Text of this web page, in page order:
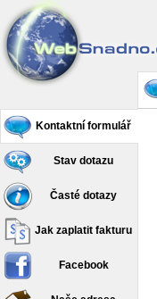
Kontaktní formulář
Stav dotazu
Časté dotazy
Jak zaplatit fakturu
Facebook